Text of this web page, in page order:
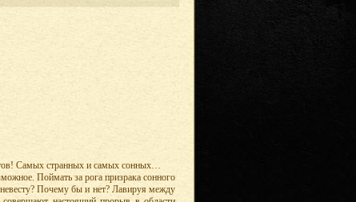
Самых странных и самых сонных…
Поймать за рога призрака сонного
Почему бы и нет? Лавируя между